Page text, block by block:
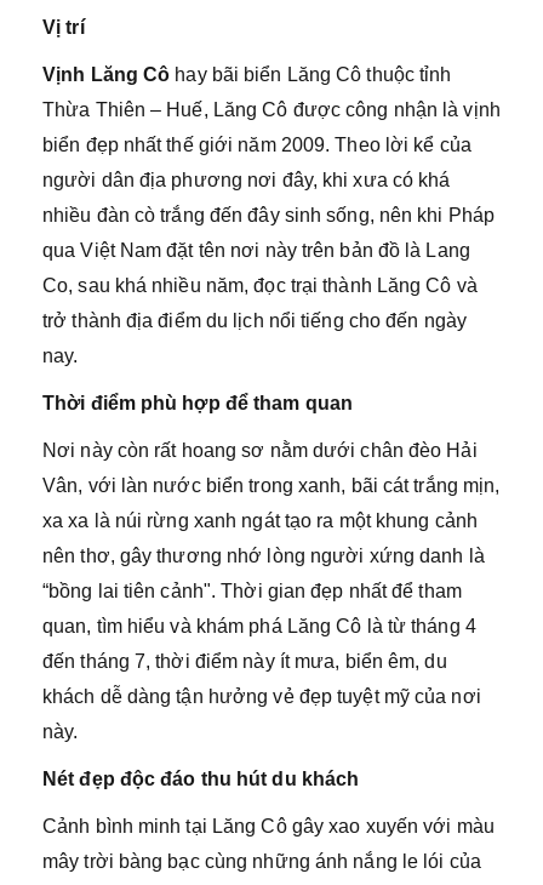
Vị trí
Vịnh Lăng Cô hay bãi biển Lăng Cô thuộc tỉnh
Thừa Thiên – Huế, Lăng Cô được công nhận là vịnh
biển đẹp nhất thế giới năm 2009. Theo lời kể của
người dân địa phương nơi đây, khi xưa có khá
nhiều đàn cò trắng đến đây sinh sống, nên khi Pháp
qua Việt Nam đặt tên nơi này trên bản đồ là Lang
Co, sau khá nhiều năm, đọc trại thành Lăng Cô và
trở thành địa điểm du lịch nổi tiếng cho đến ngày
nay.
Thời điểm phù hợp để tham quan
Nơi này còn rất hoang sơ nằm dưới chân đèo Hải
Vân, với làn nước biển trong xanh, bãi cát trắng mịn,
xa xa là núi rừng xanh ngát tạo ra một khung cảnh
nên thơ, gây thương nhớ lòng người xứng danh là
“bồng lai tiên cảnh". Thời gian đẹp nhất để tham
quan, tìm hiểu và khám phá Lăng Cô là từ tháng 4
đến tháng 7, thời điểm này ít mưa, biển êm, du
khách dễ dàng tận hưởng vẻ đẹp tuyệt mỹ của nơi
này.
Nét đẹp độc đáo thu hút du khách
Cảnh bình minh tại Lăng Cô gây xao xuyến với màu
mây trời bàng bạc cùng những ánh nắng le lói của